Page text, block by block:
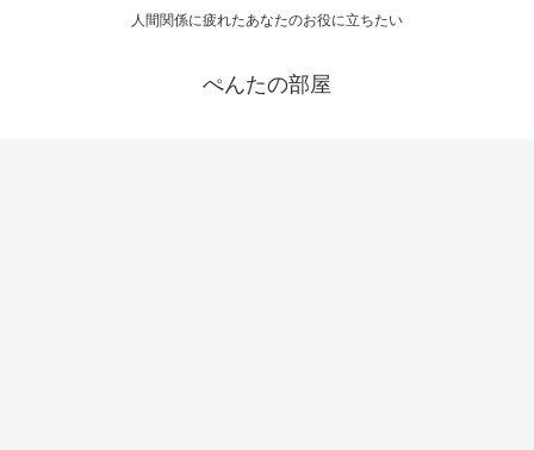
人間関係に疲れたあなたのお役に立ちたい
ぺんたの部屋